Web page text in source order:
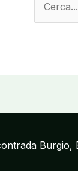
Cerca:
Burgio,